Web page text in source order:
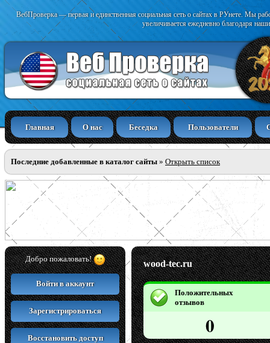
ВебПроверка — первая и единственная социальная сеть о сайтах в РУнете. Мы
увеличивается ежедневно благодаря
Главная О нас Беседка Пользователи
Последние добавленные в каталог сайты » Открыть список
Добро пожаловать!
Войти в аккаунт
Зарегистрироваться
Восстановить доступ
wood-tec.ru
Положительных
отзывов
0